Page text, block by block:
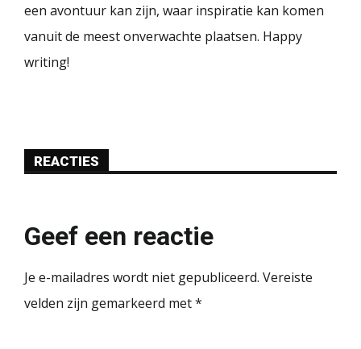
een avontuur kan zijn, waar inspiratie kan komen
vanuit de meest onverwachte plaatsen. Happy
writing!
REACTIES
Geef een reactie
Je e-mailadres wordt niet gepubliceerd. Vereiste
velden zijn gemarkeerd met*